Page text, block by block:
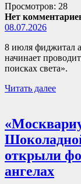
Просмотров: 28
Нет
08.07.2026
8 июля фиджитал
начинает
поисках света».
Читать далее
открыли
ангелах